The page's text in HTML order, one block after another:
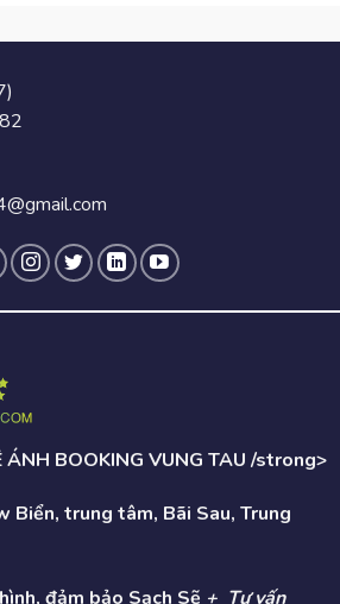
ÁNH BOOKING VUNG TAU /strong>
trung tâm, Bãi Sau, Trung
đảm bảo Sạch Sẽ + Tư vấn